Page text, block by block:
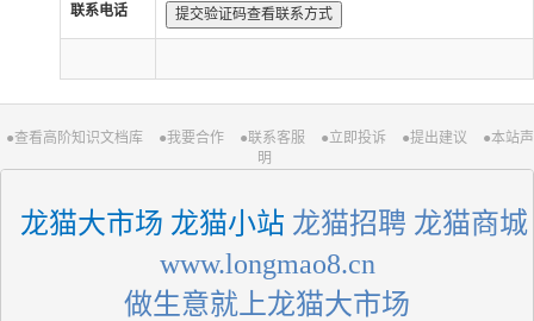
联系电话 提交验证码查看联系方式
●查看高阶知识文档库 ●我要合作 ●联系客服 ●立即投诉 ●提出建议
●本站声
明
龙猫大市场 龙猫小站 龙猫招聘 龙猫商城
www.longmao8.cn
做生意就上龙猫大市场